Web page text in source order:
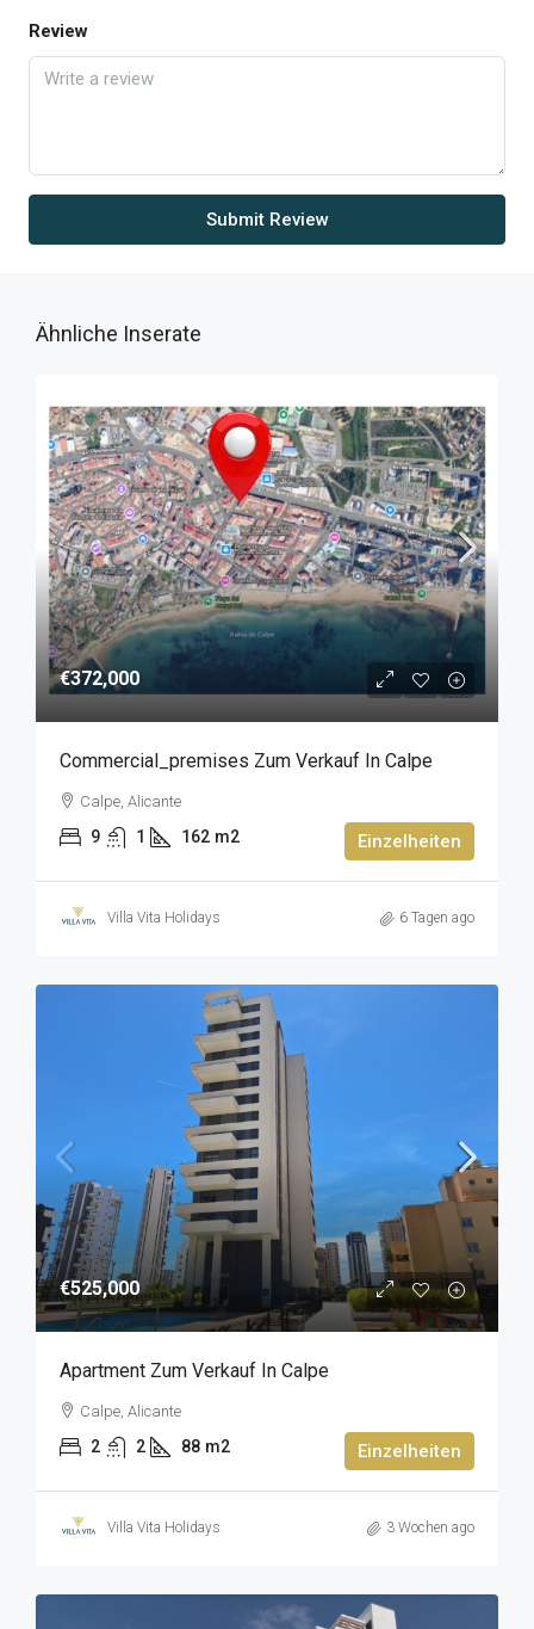
Review
Submit Review
Ähnliche Inserate
€372,000
Commercial_premises Zum Verkauf In Calpe
Calpe, Alicante
9 1 162 m2 Einzelheiten
Villa Vita Holidays 6 Tagen ago
€525,000
Apartment Zum Verkauf In Calpe
Calpe, Alicante
2 2 88 m2 Einzelheiten
Villa Vita Holidays 3 Wochen ago